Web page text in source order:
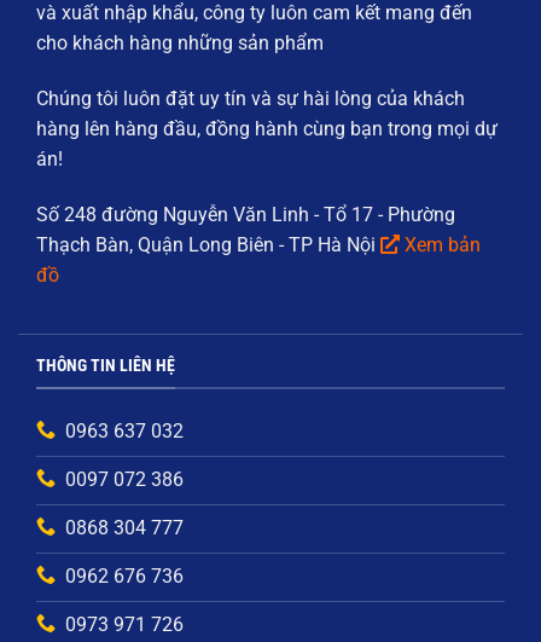
và xuất nhập khẩu, công ty luôn cam kết mang đến
cho khách hàng những sản phẩm
Chúng tôi luôn đặt uy tín và sự hài lòng của khách
hàng lên hàng đầu, đồng hành cùng bạn trong mọi dự
án!
Số 248 đường Nguyễn Văn Linh - Tổ 17 - Phường
Thạch Bàn, Quận Long Biên - TP Hà Nội
Xem bản
đồ
THÔNG TIN LIÊN HỆ
0963 637 032
0097 072 386
0868 304 777
0962 676 736
0973 971 726